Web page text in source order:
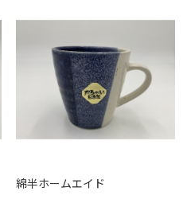
綿半ホームエイド